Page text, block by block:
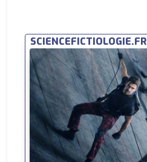
SCIENCEFICTIOLOGIE.FR